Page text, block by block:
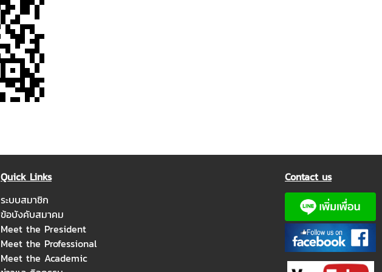
Quick Links
ระบบสมาชิก
ข้อบังคับสมาคม
Meet the President
Meet the Professional
Meet the Academic
Contact us